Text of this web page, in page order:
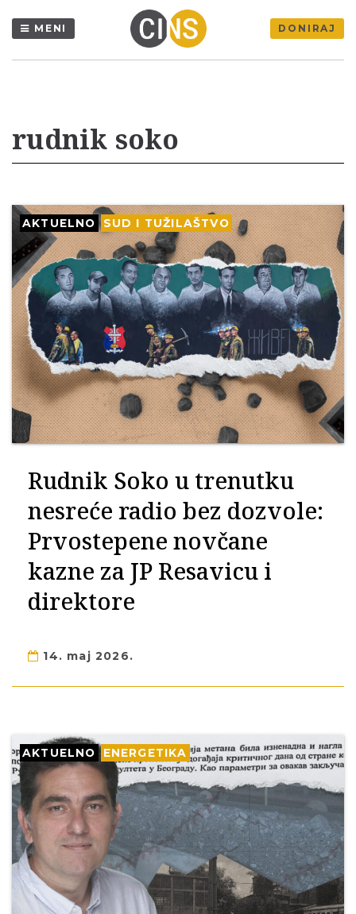
MENI DONIRAJ
rudnik soko
AKTUELNO SUD I TUŽILAŠTVO
Rudnik Soko u trenutku
nesreće radio bez dozvole:
Prvostepene novčane
kazne za JP Resavicu i
direktore
14. maj 2026.
AKTUELNO ENERGETIKA